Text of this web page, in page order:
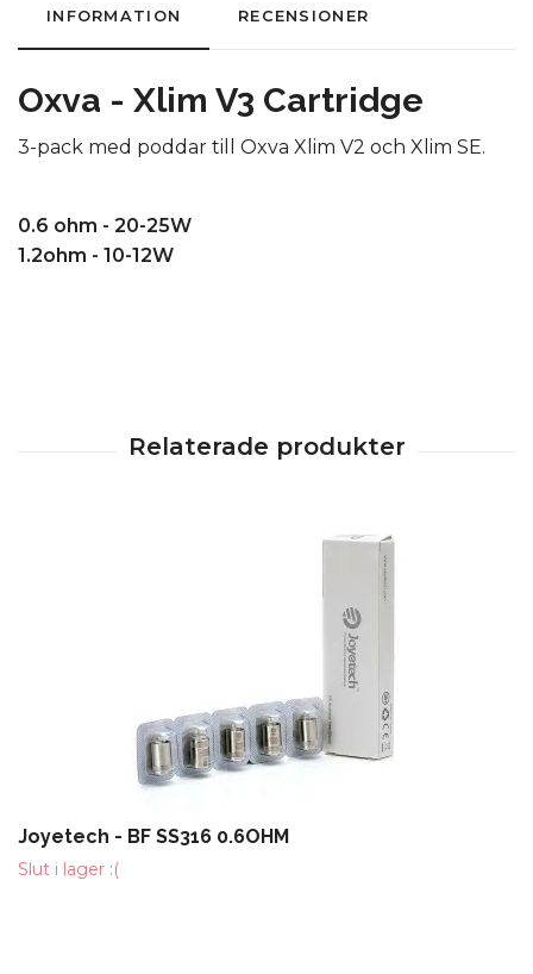
INFORMATION RECENSIONER
Oxva - Xlim V3 Cartridge
3-pack med poddar till Oxva Xlim V2 och Xlim SE.
0.6 ohm - 20-25W
1.2ohm - 10-12W
Joyetech - BF SS316 0.6OHM
Slut i lager :(